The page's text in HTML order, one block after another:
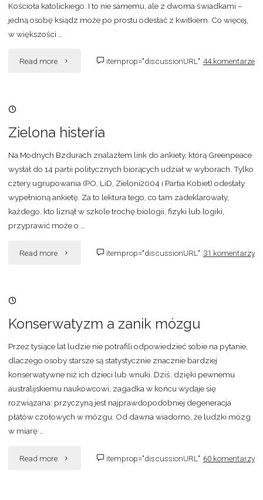
Kościoła katolickiego. I to nie samemu, ale z dwoma świadkami –
jedną osobę ksiądz może po prostu odesłać z kwitkiem. Co więcej,
w większości …
Read more "Nierówne itemprop="discussionURL" 44 komentarze
Zielona histeria
Na Modnych Bzdurach znalazłem link do ankiety, którą Greenpeace
wysłał do 14 partii politycznych biorących udział w wyborach. Tylko
cztery ugrupowania (PO, LiD, Zieloni2004 i Partia Kobiet) odesłały
wypełnioną ankietę. Za to lektura tego, co tam zadeklarowały,
każdego, kto liznął w szkole trochę biologii, fizyki lub logiki,
przyprawić może o …
Read more "Zielona itemprop="discussionURL" 31 komentarzy
Konserwatyzm a zanik mózgu
Przez tysiące lat ludzie nie potrafili odpowiedzieć sobie na pytanie,
dlaczego osoby starsze są statystycznie znacznie bardziej
konserwatywne niż ich dzieci lub wnuki. Dziś, dzięki pewnemu
australijskiemu naukowcowi, zagadka w końcu wydaje się
rozwiązana: przyczyną jest najprawdopodobniej degeneracja
płatów czołowych w mózgu. Od dawna wiadomo, że ludzki mózg
w miarę …
Read more "Konserwatyzmitemprop="discussionURL" 60 komentarzy